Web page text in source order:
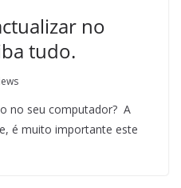
no
tudo.
no seu computador? A
é muito importante este